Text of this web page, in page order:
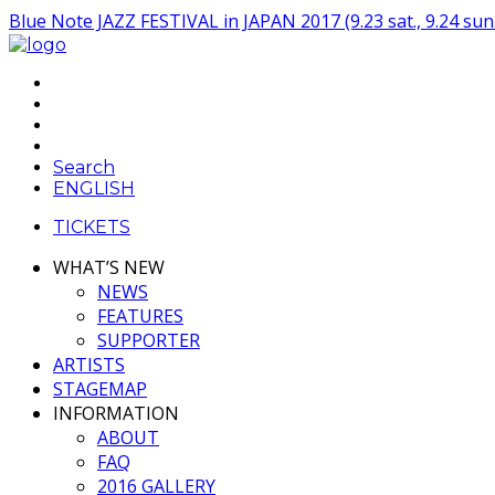
Blue Note JAZZ FESTIVAL in JAPAN 2017 (9.23 sat., 9.24
Search
ENGLISH
TICKETS
WHAT’S NEW
NEWS
FEATURES
SUPPORTER
ARTISTS
STAGEMAP
INFORMATION
ABOUT
FAQ
2016 GALLERY